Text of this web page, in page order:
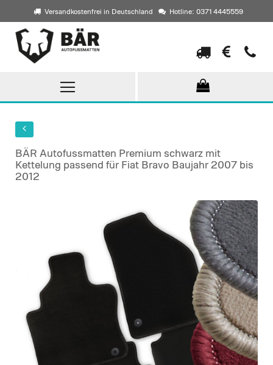
Versandkostenfrei in Deutschland Hotline: 0371 4445559
Direkt
zum
Inhalt
BÄR Autofussmatten Premium schwarz mit
Kettelung passend für Fiat Bravo Baujahr 2007 bis
2012
images
gallery